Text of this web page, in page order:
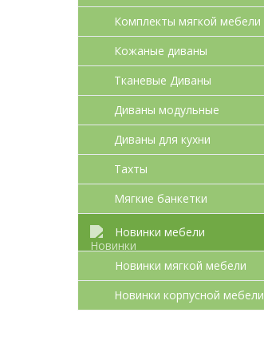
Комплекты мягкой мебели
Кожаные диваны
Тканевые Диваны
Диваны модульные
Диваны для кухни
Тахты
Мягкие банкетки
Новинки мебели
Новинки мягкой мебели
Новинки корпусной мебели